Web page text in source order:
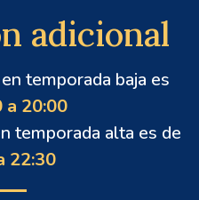
adicional
temporada baja es
a 20:00
temporada alta es de
22:30